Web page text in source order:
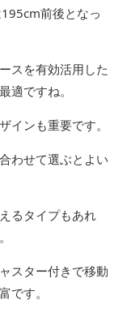
前後となっ
スを有効活用した
適ですね。
インも重要です。
わせて選ぶとよい
るタイプもあれ
スター付きで移動
です。